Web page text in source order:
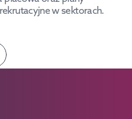
w sektorach.